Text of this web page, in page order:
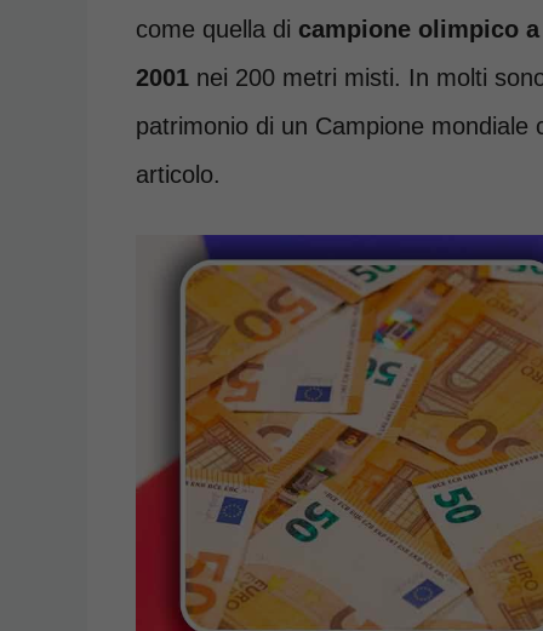
come quella di campione olimpico
2001 nei 200 metri misti. In molti
patrimonio di un Campione
articolo.